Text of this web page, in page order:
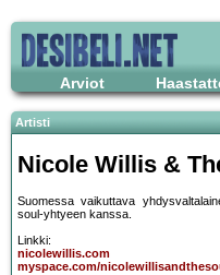
Arviot
Artisti
Nicole Willis &
Suomessa vaikuttava
soul-yhtyeen kanssa.
Linkki:
nicolewillis.com
myspace.com/